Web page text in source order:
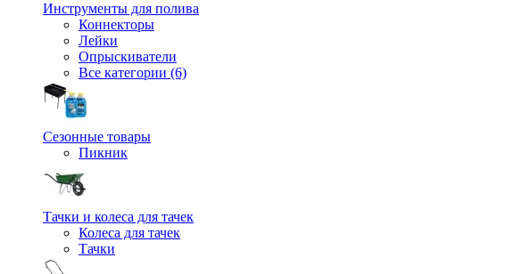
Инструменты для полива
Коннекторы
Лейки
Опрыскиватели
Все категории (6)
Сезонные товары
Пикник
Тачки и колеса для тачек
Колеса для тачек
Тачки